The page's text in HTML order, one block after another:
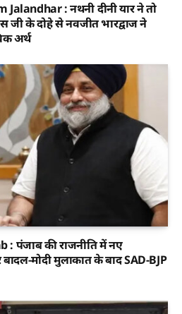
: नथनी दीनी यार ने तो
जी के दोहे से नवजीत भारद्वाज ने
अर्थ
: पंजाब की राजनीति में नए
मोदी मुलाकात के बाद SAD-BJP